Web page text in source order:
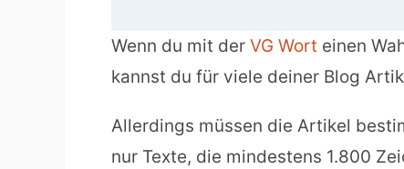
Wenn du mit der VG Wort einen
kannst du für viele deiner Blog
Allerdings müssen die Artikel
nur Texte, die mindestens 1.800